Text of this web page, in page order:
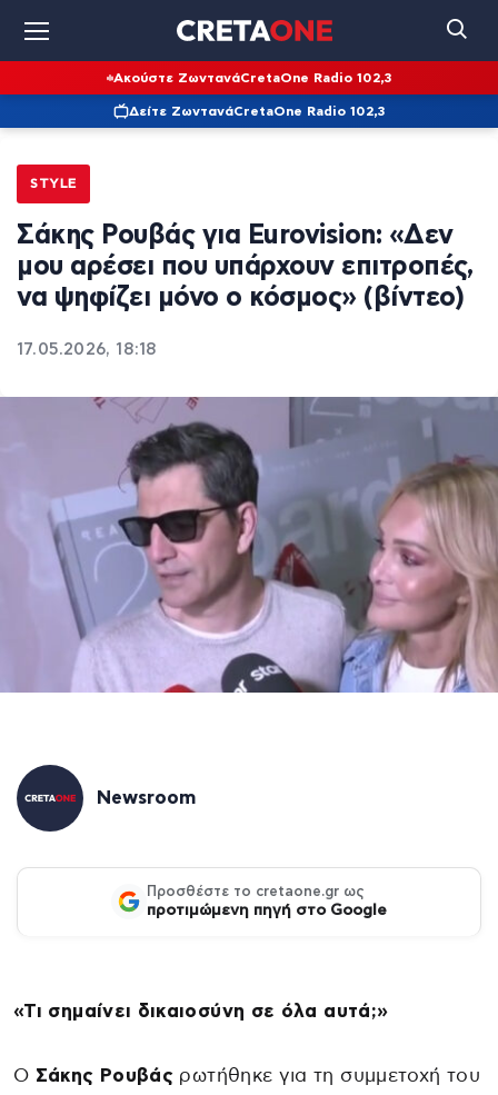
Ακούστε ΖωντανάCretaOne Radio 102,3
Δείτε ΖωντανάCretaOne Radio 102,3
STYLE
Σάκης Ρουβάς για Eurovision: «Δεν
μου αρέσει που υπάρχουν επιτροπές,
να ψηφίζει μόνο ο κόσμος» (βίντεο)
17.05.2026, 18:18
Newsroom
Προσθέστε το cretaone.gr ως
προτιμώμενη πηγή στο Google
«Τι σημαίνει δικαιοσύνη σε όλα αυτά;»
Ο Σάκης Ρουβάς ρωτήθηκε για τη συμμετοχή του